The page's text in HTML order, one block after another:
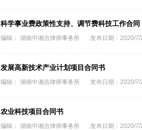
科学事业费政策性支持、调节费科技工作合同
编辑： 湖南中湘吉律师事务所 发布日期：2020/
发展高新技术产业计划项目合同书
编辑： 湖南中湘吉律师事务所 发布日期：2020/
农业科技项目合同书
编辑： 湖南中湘吉律师事务所 发布日期：2020/